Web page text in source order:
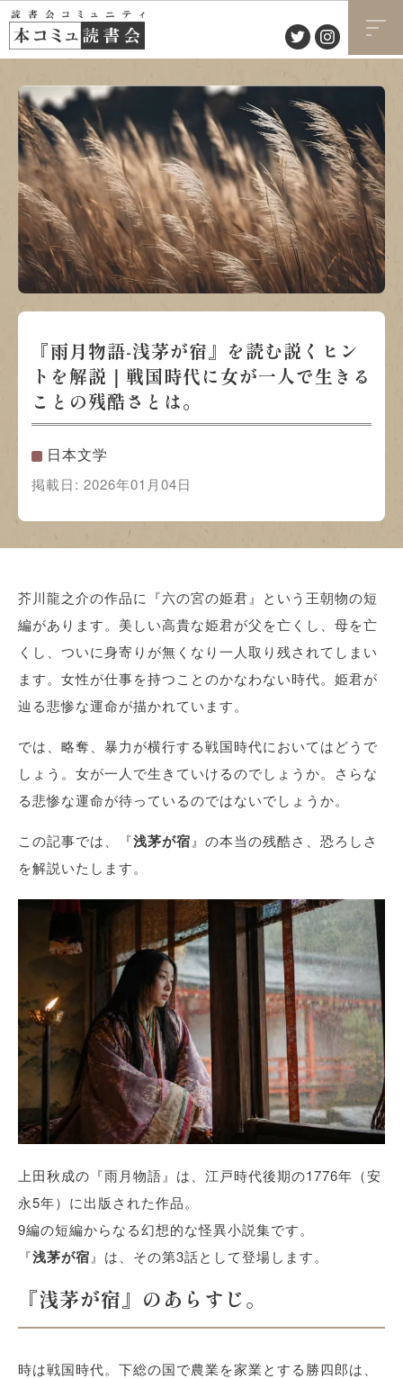
『雨月物語-浅茅が宿』を読む説くヒン
トを解説｜戦国時代に女が一人で生きる
ことの残酷さとは。
日本文学
掲載日: 2026年01月04日
芥川龍之介の作品に『六の宮の姫君』という王朝物の短
編があります。美しい高貴な姫君が父を亡くし、母を亡
くし、ついに身寄りが無くなり一人取り残されてしまい
ます。女性が仕事を持つことのかなわない時代。姫君が
辿る悲惨な運命が描かれています。
では、略奪、暴力が横行する戦国時代においてはどうで
しょう。女が一人で生きていけるのでしょうか。さらな
る悲惨な運命が待っているのではないでしょうか。
この記事では、『浅茅が宿 』の本当の残酷さ、恐ろしさ
を解説いたします。
上田秋成の『雨月物語』は、江戸時代後期の1776年（安
永5年）に出版された作品。
9編の短編からなる幻想的な怪異小説集です。
『浅茅が宿 』は、その第3話として登場します。
『浅茅が宿』のあらすじ。
時は戦国時代。下総の国で農業を家業とする勝四郎は、